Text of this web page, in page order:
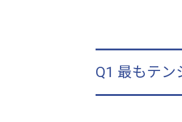
Q1 最もテン